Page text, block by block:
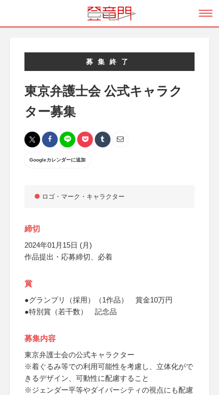
募集終了
東京弁護士会 公式キャラク
ター募集
Googleカレンダーに追加
ロゴ・マーク・キャラクター
締切
2024年01月15日 (月)
作品提出・応募締切、必着
賞
●グランプリ（採用）（1作品） 賞金10万円
●特別賞（若干数） 記念品
募集内容
東京弁護士会の公式キャラクター
※着ぐるみ等での利用可能性を考慮し、立体化がで
きるデザイン、可動性に配慮すること
※ジェンダー平等やダイバーシティの視点にも配慮